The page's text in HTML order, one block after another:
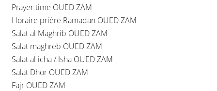
Prayer time OUED ZAM
Horaire prière Ramadan OUED ZAM
Salat al Maghrib OUED ZAM
Salat maghreb OUED ZAM
Salat al icha / Isha OUED ZAM
Salat Dhor OUED ZAM
Fajr OUED ZAM